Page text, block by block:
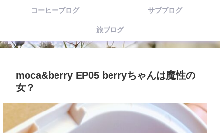
コーヒーブログ サブブログ
旅ブログ
moca&berry EP05 berryちゃんは魔性の
女？